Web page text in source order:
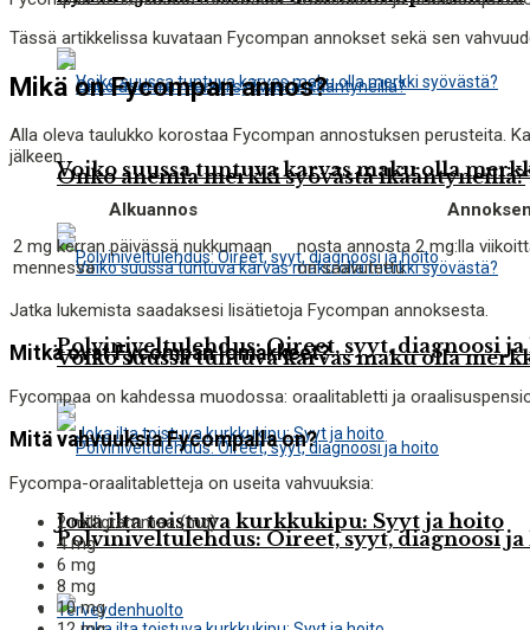
Voiko suussa tuntuva karvas maku olla
Polviniveltulehdus: Oireet, syyt, diagnoosi
Joka ilta toistuva kurkkukipu: Syyt ja hoito
Terveydenhuolto
Onko anemia merkki syövästä ikääntyneillä?
Voiko suussa tuntuva karvas maku olla
Polviniveltulehdus: Oireet, syyt, diagnoosi
Tässä artikkelissa kuvataan Fycompan annokset sekä sen
Mikä on Fycompan annos?
Alla oleva taulukko korostaa Fycompan annostuksen perusteita.
jälkeen.
Alkuannos
2 mg kerran päivässä nukkumaan
mennessä
nosta annosta 2 mg:lla
on saavutettu
Jatka lukemista saadaksesi lisätietoja Fycompan annoksesta.
Mitkä ovat Fycompan lomakkeet?
Fycompaa on kahdessa muodossa: oraalitabletti ja
Mitä vahvuuksia Fycompalla on?
Fycompa-oraalitabletteja on useita vahvuuksia:
2 milligrammaa (mg)
4 mg
6 mg
8 mg
10 mg